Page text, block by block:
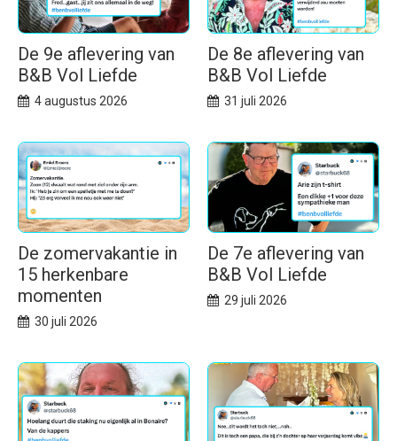
De 9e aflevering van
B&B Vol Liefde
4 augustus 2026
De 8e aflevering van
B&B Vol Liefde
31 juli 2026
De zomervakantie in
15 herkenbare
momenten
30 juli 2026
De 7e aflevering van
B&B Vol Liefde
29 juli 2026